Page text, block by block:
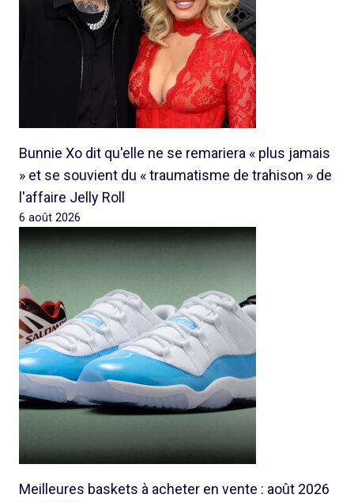
Bunnie Xo dit qu'elle ne se remariera « plus jamais
» et se souvient du « traumatisme de trahison » de
l'affaire Jelly Roll
6 août 2026
Meilleures baskets à acheter en vente : août 2026